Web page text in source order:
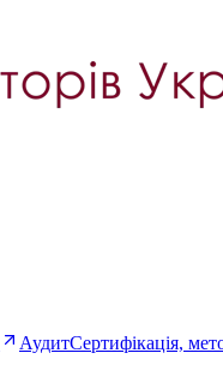
АудитСертифікація,